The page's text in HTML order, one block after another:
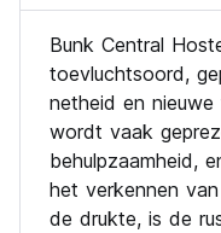
Bunk Central
toevluchtsoord,
netheid en
wordt vaak
behulpzaamheid,
het verkennen
de drukte, is de